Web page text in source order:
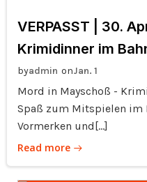
VERPASST | 30.
Krimidinner im
byadmin onJan. 1
Mord in Mayschoß -
Spaß zum Mitspielen im
Vormerken und[…]
Read more